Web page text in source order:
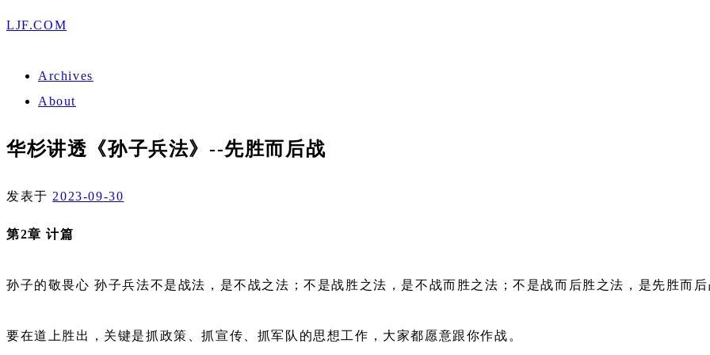
LJF.COM
Archives
About
华杉讲透《孙子兵法》--先胜而后战
发表于 2023-09-30
第2章 计篇
孙子的敬畏心 孙子兵法不是战法，是不战之法；不是战胜之法，是不战而胜之法；不是战而后胜之法，是先胜而
要在道上胜出，关键是抓政策、抓宣传、抓军队的思想工作，大家都愿意跟你作战。